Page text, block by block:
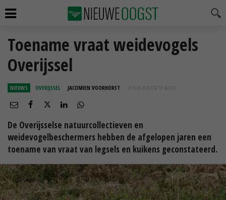
Toename vraat weidevogels
Overijssel
NIEUWS OVERIJSSEL JACOMIEN VOORHORST 25 MAA 2016 OM 10:46
De Overijsselse natuurcollectieven en
weidevogelbeschermers hebben de afgelopen jaren een
toename van vraat van legsels en kuikens geconstateerd.